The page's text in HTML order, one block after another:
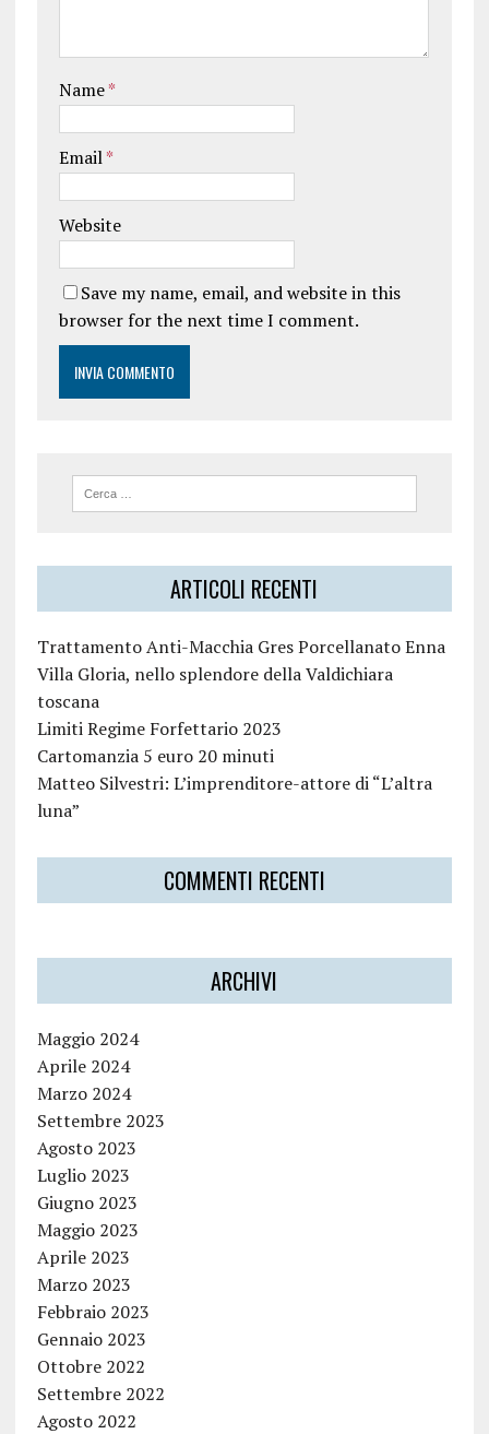
Name*
Email*
Website
Save my name, email, and website in this
browser for the next time I comment.
ARTICOLI RECENTI
Trattamento Anti-Macchia Gres Porcellanato Enna
Villa Gloria, nello splendore della Valdichiara
toscana
Limiti Regime Forfettario 2023
Cartomanzia 5 euro 20 minuti
Matteo Silvestri: L’imprenditore-attore di “L’altra
luna”
COMMENTI RECENTI
ARCHIVI
Maggio 2024
Aprile 2024
Marzo 2024
Settembre 2023
Agosto 2023
Luglio 2023
Giugno 2023
Maggio 2023
Aprile 2023
Marzo 2023
Febbraio 2023
Gennaio 2023
Ottobre 2022
Settembre 2022
Agosto 2022